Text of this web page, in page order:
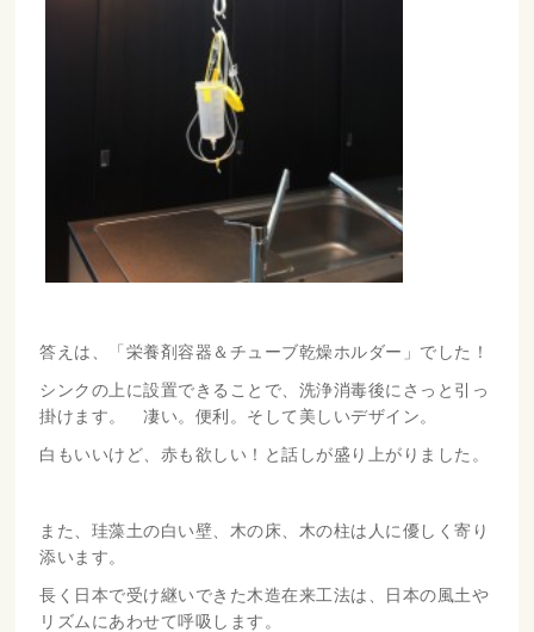
答えは、「栄養剤容器＆チューブ乾燥ホルダー」でした！
シンクの上に設置できることで、洗浄消毒後にさっと引っ
掛けます。 凄い。便利。そして美しいデザイン。
白もいいけど、赤も欲しい！と話しが盛り上がりました。
また、珪藻土の白い壁、木の床、木の柱は人に優しく寄り
添います。
長く日本で受け継いできた木造在来工法は、日本の風土や
リズムにあわせて呼吸します。